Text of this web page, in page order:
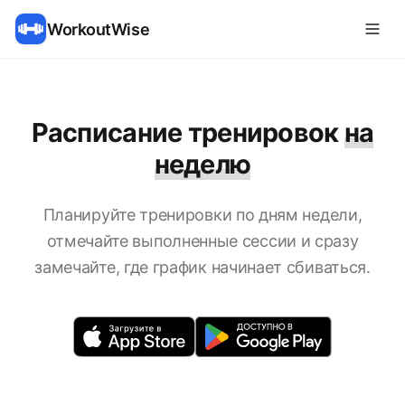
WorkoutWise
Расписание тренировокна
неделю
Планируйте тренировки по дням недели,
отмечайте выполненные сессии и сразу
замечайте, где график начинает сбиваться.